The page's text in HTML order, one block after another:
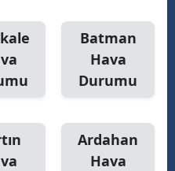
Batman
Hava
Durumu
Ardahan
Hava